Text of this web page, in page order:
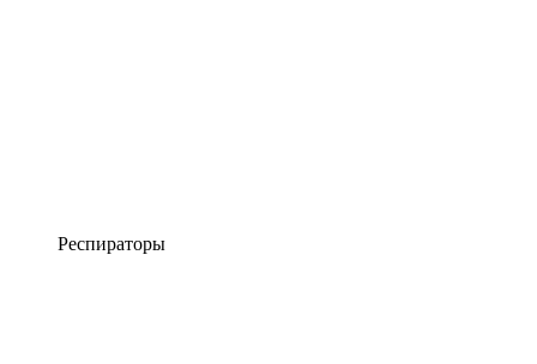
Респираторы